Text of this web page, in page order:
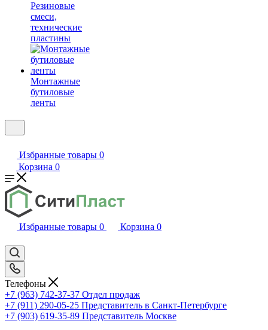
Резиновые
смеси,
технические
пластины
Монтажные
бутиловые
ленты
Избранные товары 0
Корзина 0
Избранные товары 0 Корзина 0
Телефоны
+7 (963) 742-37-37 Отдел продаж
+7 (911) 290-05-25 Представитель в Санкт-Петербурге
+7 (903) 619-35-89 Представитель Москве